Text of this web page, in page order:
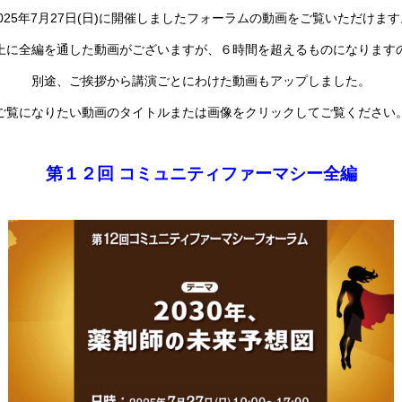
年7月27日(日)に開催しましたフォーラムの動画をご覧いただけます
に全編を通した動画がございますが、６時間を超えるものになります
別途、ご挨拶から講演ごとにわけた動画もアップしました。
覧になりたい動画のタイトルまたは画像をクリックしてご覧ください。
第１２回 コミュニティファーマシー全編